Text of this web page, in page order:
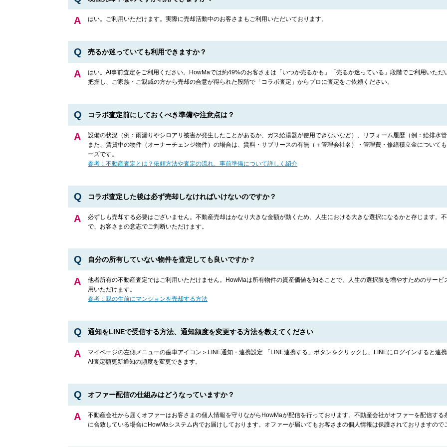
はい。ご利用いただけます。実際に売却活動中のお客さまもご利用いただいております。
売るか迷っていても利用できますか？
はい。AI事前査定をご利用ください。HowMaでは約49%のお客さまは「いつか売るかも」「売るか迷っている」段階でご利用いた
把握し、ご家族・ご親戚の方から売却の合意が得られた段階で「コラボ査定」からプロに査定をご依頼ください。
コラボ査定前にしておくべき準備や注意点は？
設備の状況（例：雨漏りやシロアリ被害が発生したことがあるか、ガス給湯器が使用できないなど）、リフォーム履歴（例：給排水
また、賃貸中の物件（オーナーチェンジ物件）の場合は、賃料・サブリースの有無（＋管理会社名）・管理費・修繕積立金について
ーズです。
参考：不動産査定とは？依頼方法や査定の流れ、事前準備について詳しく紹介
コラボ査定した後は必ず売却しなければいけないのですか？
必ずしも売却する必要はございません。不動産売却はかなり大きな金額が動くため、人生における大きな選択になるかと存じます。
で、お客さまの意志でご判断いただけます。
自分の所有していない物件を査定しても良いですか？
他者所有の不動産査定ではご利用いただけません。HowMaは所有物件の資産価値を知ることで、人生の選択肢を増やすためのサー
用いただけます。
参考：親の生前にマンションを売却する方法
通知をLINEで受信する方法、通知頻度を変更する方法を教えてください
マイページの左側メニューの歯車アイコン＞LINE通知・連携設定 「LINE連携する」ボタンをクリックし、LINEにログインすると連
AI査定額更新通知の頻度を変更できます。
オファー配信の仕組みはどうなっていますか？
不動産会社から届くオファーはお客さまの個人情報を守りながらHowMaが配信を行っております。不動産会社がオファーを配信す
に合致している場合にHowMaシステム内でお届けしております。オファーが届いてもお客さまの個人情報は保護されておりますので